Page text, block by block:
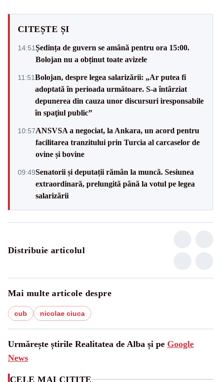
CITEȘTE ȘI
14:51Ședința de guvern se amână pentru ora 15:00.
Bolojan nu a obținut toate avizele
11:51Bolojan, despre legea salarizării: „Ar putea fi
adoptată în perioada următoare. S-a întârziat
depunerea din cauza unor discursuri iresponsabile
în spaţiul public”
10:57ANSVSA a negociat, la Ankara, un acord pentru
facilitarea tranzitului prin Turcia al carcaselor de
ovine și bovine
09:49Senatorii și deputații rămân la muncă. Sesiunea
extraordinară, prelungită până la votul pe legea
salarizării
Distribuie articolul
Mai multe articole despre
cub nicolae ciuca
Urmărește știrile Realitatea de Alba și pe Google
News
CELE MAI CITITE